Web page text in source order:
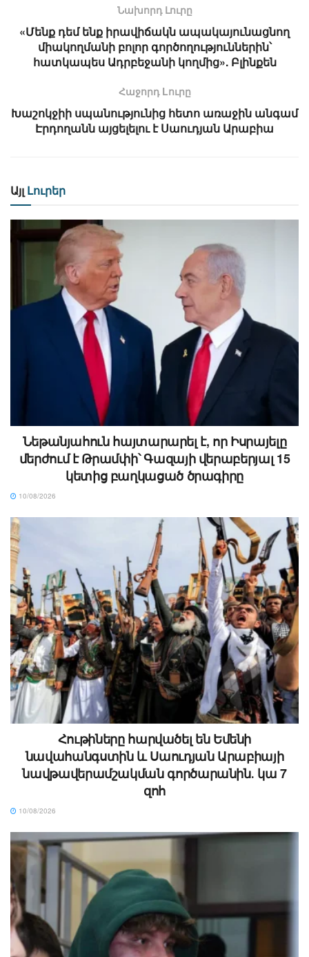
Նախորդ Լուրը
«Մենք դեմ ենք իրավիճակն ապակայունացնող
միակողմանի բոլոր գործողություններին՝
հատկապես Ադրբեջանի կողմից». Բլինքեն
Հաջորդ Lուրը
Խաշոկջիի սպանությունից հետո առաջին անգամ
Էրդողանն այցելելու է Սաուդյան Արաբիա
Այլ Լուրեր
Նեթանյահուն հայտարարել է, որ Իսրայելը
մերժում է Թրամփի՝ Գազայի վերաբերյալ 15
կետից բաղկացած ծրագիրը
10/08/2026
Հութիները հարվածել են Եմենի
նավահանգստին և Սաուդյան Արաբիայի
նավթավերամշակման գործարանին․ կա 7
զոհ
10/08/2026